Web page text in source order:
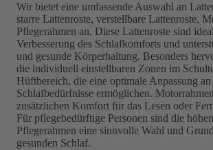
Wir bietet eine umfassende Auswahl an
starre Lattenroste, verstellbare Lattenroste,
Pflegerahmen an. Diese Lattenroste sind
Verbesserung des Schlafkomforts und
und gesunde Körperhaltung. Besonders
die individuell einstellbaren Zonen im
Hüftbereich, die eine optimale Anpassung
Schlafbedürfnisse ermöglichen.
zusätzlichen Komfort für das Lesen oder
Für pflegebedürftige Personen sind die
Pflegerahmen eine sinnvolle Wahl und
gesunden Schlaf.